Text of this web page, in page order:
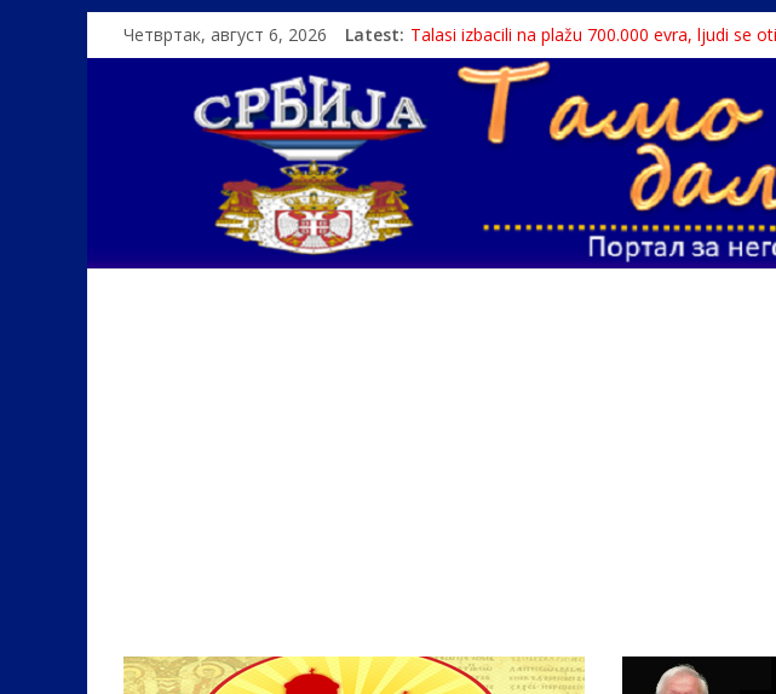
Четвртак, август 6, 2026 Latest: Talasi izbacili na plažu 700.000 evra, ljudi se
Srbin zaspao na Dunavu, reka ga odnela u
Politika i seks glavne teme srpskih medija
U Srbiji pola miliona migranata, 100 000
Monasi spasili dete sa litice visoke 15 metara